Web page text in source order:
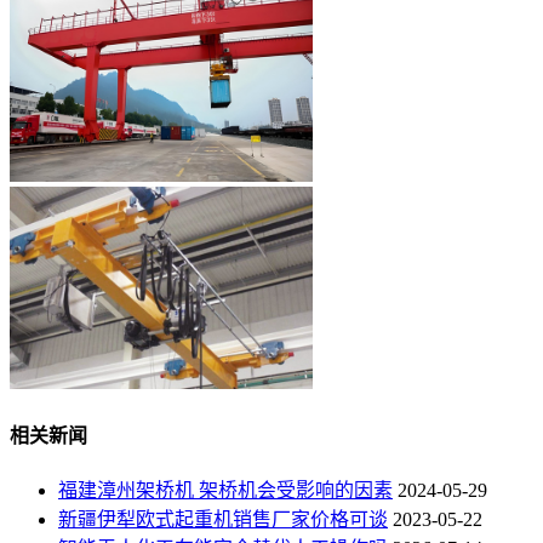
相关新闻
福建漳州架桥机 架桥机会受影响的因素 2024-05-29
新疆伊犁欧式起重机销售厂家价格可谈 2023-05-22